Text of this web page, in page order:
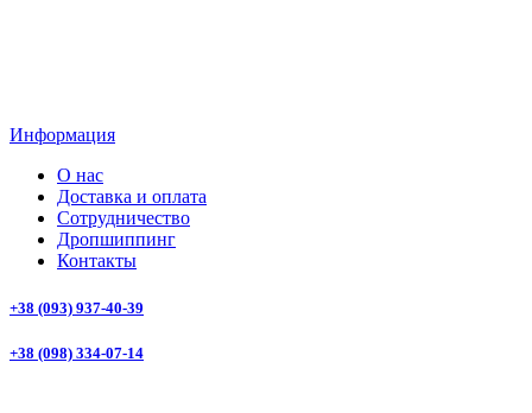
Информация
О нас
Доставка и оплата
Сотрудничество
Дропшиппинг
Контакты
+38 (093) 937-40-39
+38 (098) 334-07-14